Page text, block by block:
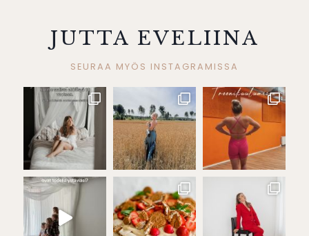
JUTTA EVELIINA
SEURAA MYÖS INSTAGRAMISSA